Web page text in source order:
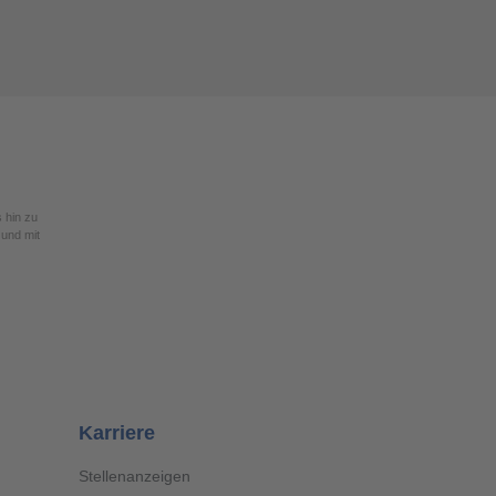
hin zu
mit
Karriere
Stellenanzeigen